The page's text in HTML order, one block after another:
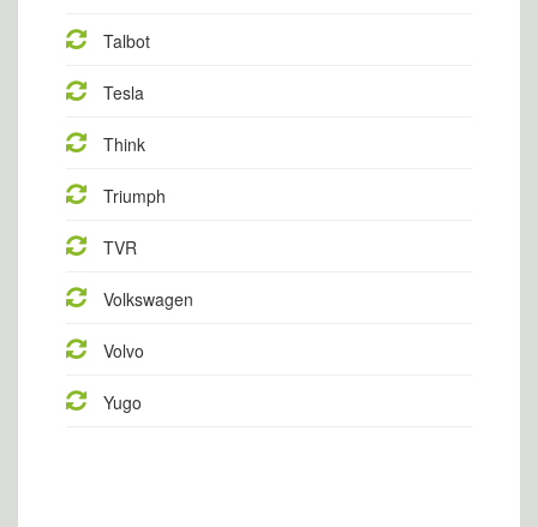
Talbot
Tesla
Think
Triumph
TVR
Volkswagen
Volvo
Yugo